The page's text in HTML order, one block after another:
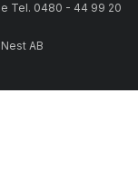
Tel. 0480 - 44 99 20
AB